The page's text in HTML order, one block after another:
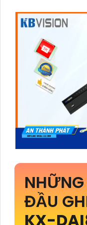
ĐẦU
KX-